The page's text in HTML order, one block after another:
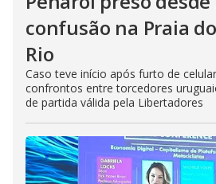
confusão na Praia
Rio
Caso teve início após furto de
confrontos entre torcedores
de partida válida pela Libertadores